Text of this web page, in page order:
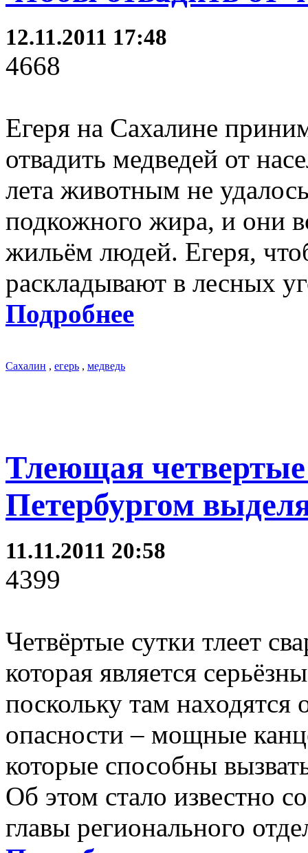
12.11.2011 17:48
4668
Егеря на Сахалине
отвадить медведей от
лета животным не
подкожного жира, и они
жильём людей. Егеря,
раскладывают в лесных
Подробнее
Сахалин , егерь , медведь
Тлеющая четвертые
Петербургом
11.11.2011 20:58
4399
Четвёртые сутки тлеет
которая является
поскольку там находятся
опасности – мощные
которые способны
Об этом стало известно
главы регионального